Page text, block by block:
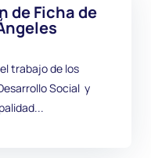
de Ficha de
trabajo de los
Social y